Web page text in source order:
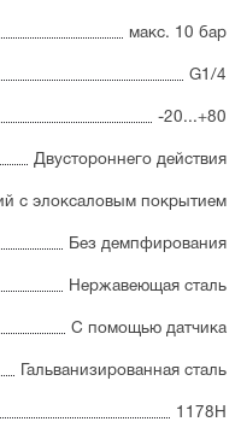
макс. 10 бар
G1/4
-20...+80
Двустороннего действия
с элоксаловым покрытием
Без демпфирования
Нержавеющая сталь
С помощью датчика
Гальванизированная сталь
1178Н